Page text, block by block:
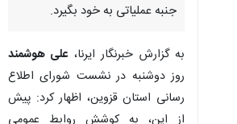
جنبه عملیاتی به خود بگیرد.
به گزارش خبرنگار ایرنا، علی هوشمند
روز دوشنبه در نشست شورای اطلاع
رسانی استان قزوین، اظهار کرد: پیش
از این، به کوشش روابط عمومی